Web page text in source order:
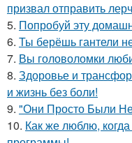
призвал отправить
5. Попробуй эту
6. Ты берёшь гантели
7. Вы головоломки
8. Здоровье и
и жизнь без боли!
9. "Они Просто Были
10. Как же люблю,